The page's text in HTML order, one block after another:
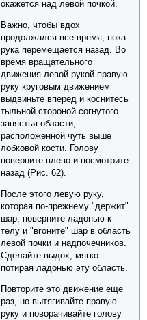
окажется над левой почкой.
Важно, чтобы вдох
продолжался все время, пока
рука перемещается назад. Во
время вращательного
движения левой рукой правую
руку круговым движением
выдвиньте вперед и коснитесь
тыльной стороной согнутого
запястья области,
расположенной чуть выше
лобковой кости. Голову
поверните влево и посмотрите
назад (Рис. 62).
После этого левую руку,
которая по-прежнему "держит"
шар, поверните ладонью к
телу и "вгоните" шар в область
левой почки и надпочечников.
Сделайте выдох, мягко
потирая ладонью эту область.
Повторите это движение еще
раз, но вытягивайте правую
руку и поворачивайте голову